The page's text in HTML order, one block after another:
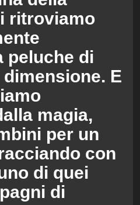
ritroviamo
peluche di
E
magia,
per un
con
di quei
di